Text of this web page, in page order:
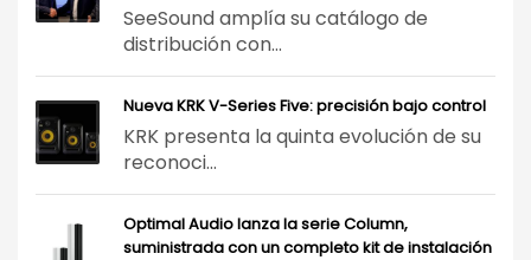
SeeSound amplía su catálogo de
distribución con...
Nueva KRK V-Series Five: precisión bajo control
KRK presenta la quinta evolución de su
reconoci...
Optimal Audio lanza la serie Column,
suministrada con un completo kit de instalación